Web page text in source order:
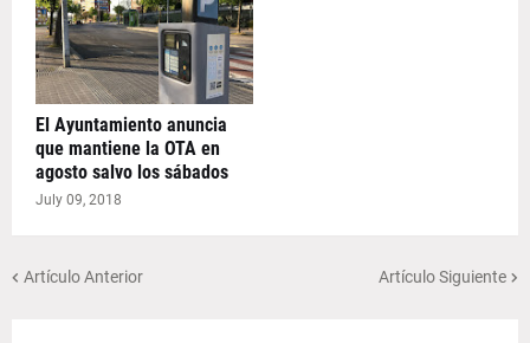
El Ayuntamiento anuncia
que mantiene la OTA en
agosto salvo los sábados
July 09, 2018
Artículo Anterior Artículo Siguiente